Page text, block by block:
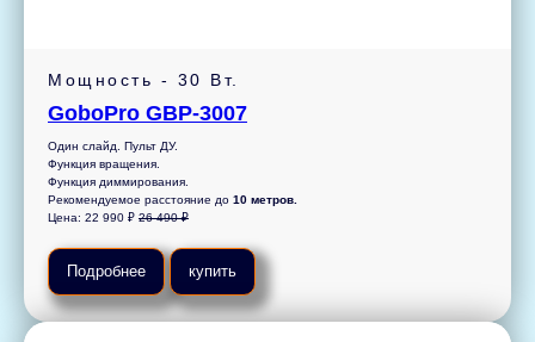
Мощность - 30 Вт.
GoboPro GBP-3007
Один слайд. Пульт ДУ.
Функция вращения.
Функция диммирования.
Рекомендуемое расстояние до 10 метров.
Цена: 22 990 ₽ 26 490 ₽
Подробнее купить